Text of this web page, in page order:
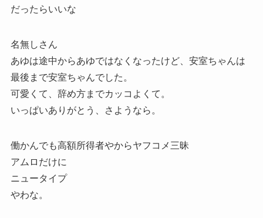
だったらいいな
名無しさん
あゆは途中からあゆではなくなったけど、安室ちゃんは
最後まで安室ちゃんでした。
可愛くて、辞め方までカッコよくて。
いっぱいありがとう、さようなら。
働かんでも高額所得者やからヤフコメ三昧
アムロだけに
ニュータイプ
やわな。